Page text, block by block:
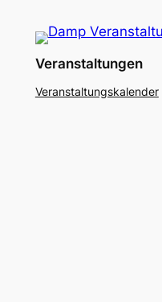
Veranstaltungen
Veranstaltungskalender